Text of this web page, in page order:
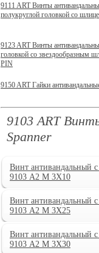
9111 ART Винты
полукруглой головкой со
9123 ART Винты
головкой со звездообразным
PIN
9150 ART Гайки
9103 ART
Spanner
Винт антивандальный
9103 А2 M 3X10
Винт антивандальный
9103 А2 M 3X25
Винт антивандальный
9103 А2 M 3X30